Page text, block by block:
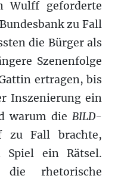
Wulff geforderte
zu Fall
die Bürger als
Szenenfolge
ertragen, bis
Inszenierung ein
warum die BILD-
zu Fall brachte,
ein Rätsel.
die rhetorische